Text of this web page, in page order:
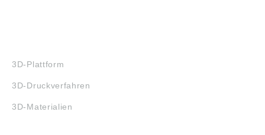
3D-Plattform
3D-Druckverfahren
3D-Materialien